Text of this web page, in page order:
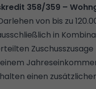
358/359 –
von bis zu
in
Zuschusszusage
einen